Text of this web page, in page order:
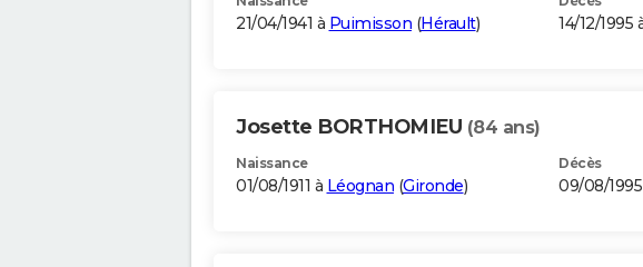
21/04/1941 à Puimisson (Hérault) 14/12/1995
Josette BORTHOMIEU (84 ans)
Naissance
01/08/1911 à Léognan (Gironde)
Décès
09/08/